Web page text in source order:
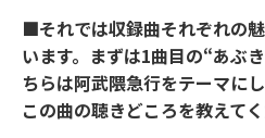
■それでは収録曲それぞれの
います。まずは1曲目の“あぶ
ちらは阿武隈急行をテーマに
この曲の聴きどころを教えてく